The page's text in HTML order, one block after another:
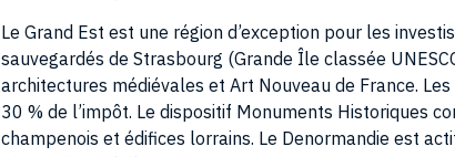
sauvegardés de Strasbourg (Grande Île classée
architectures médiévales et Art Nouveau de France.
30 % de l’impôt. Le dispositif Monuments Historiques
champenois et édifices lorrains. Le Denormandie est
Charleville-Mézières, Saint-Dizier, Haguenau). Le